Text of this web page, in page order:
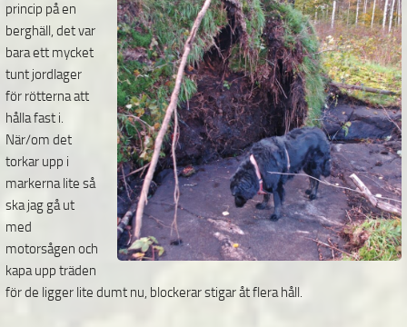
princip på en
berghäll, det var
bara ett mycket
tunt jordlager
för rötterna att
hålla fast i.
När/om det
torkar upp i
markerna lite så
ska jag gå ut
med
motorsågen och
kapa upp träden
för de ligger lite dumt nu, blockerar stigar åt flera håll.